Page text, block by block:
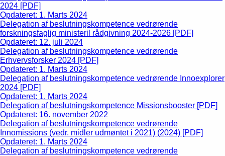
2024 [PDF]
Opdateret: 1. Marts 2024
Delegation af beslutningskompetence vedrørende
forskningsfaglig ministeril rådgivning 2024-2026 [PDF]
Opdateret: 12. juli 2024
Delegation af beslutningskompetence vedrørende
Erhvervsforsker 2024 [PDF]
Opdateret: 1. Marts 2024
Delegation af beslutningskompetence vedrørende Innoexplorer
2024 [PDF]
Opdateret: 1. Marts 2024
Delegation af beslutningskompetence Missionsbooster [PDF]
Opdateret: 16. november 2022
Delegation af beslutningskompetence vedrørende
Innomissions (vedr. midler udmøntet i 2021) (2024) [PDF]
Opdateret: 1. Marts 2024
Delegation af beslutningskompetence vedrørende